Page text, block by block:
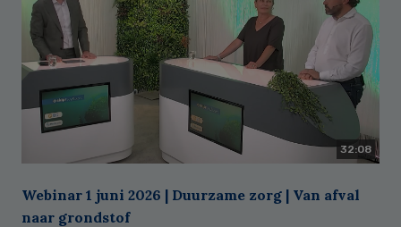
32:08
Webinar 1 juni 2026 | Duurzame zorg | Van afval
naar grondstof